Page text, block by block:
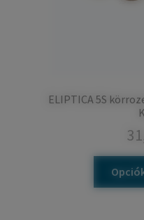
ELIPTICA 5S